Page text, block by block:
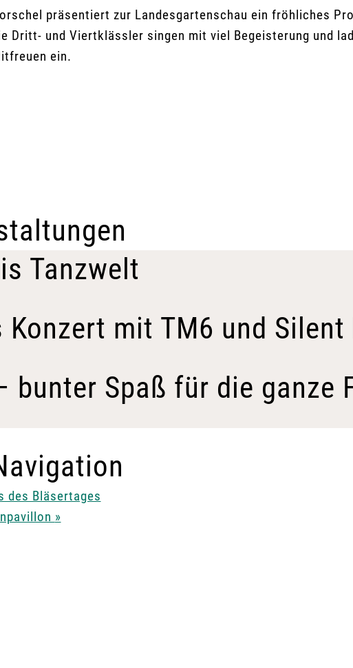
präsentiert zur Landesgartenschau ein fröhliches
Dritt- und Viertklässler singen mit viel Begeisterung und
ein.
Tanzwelt
Konzert mit TM6 und Silent
bunter Spaß für die ganze
des Bläsertages
»